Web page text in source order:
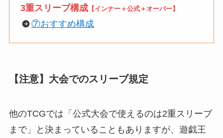
3重スリーブ構成 【インナー＋公式＋オーバー】
⑦おすすめ構成
【注意】大会でのスリーブ規定
他のTCGでは「公式大会で使えるのは2重スリーブ
まで」と決まっていることもありますが、遊戯王